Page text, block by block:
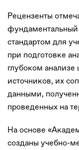
Рецензенты
фундаментальный
стандартом для
при подготовке
глубоком
источников, их
данными,
проведенных на
На основе
созданы учебно-